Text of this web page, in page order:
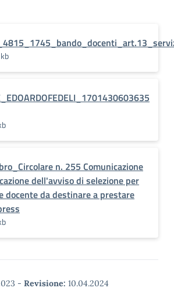
n. 255 Comunicazione
dell'avviso di selezione per
docente da destinare a prestare
- Revisione: 10.04.2024